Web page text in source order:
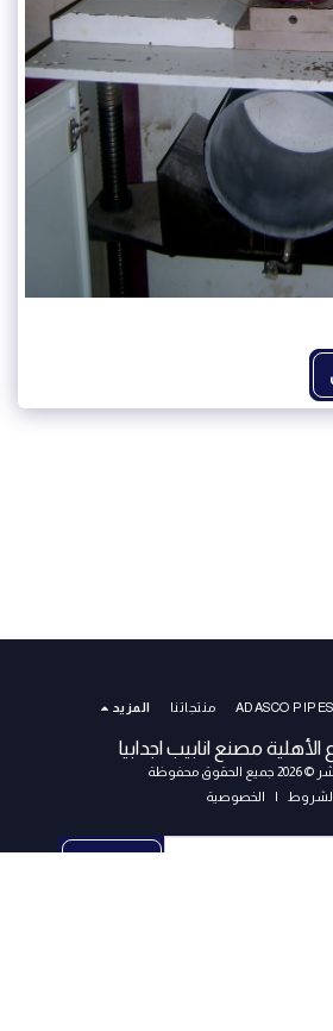
مصنع انابيب اجدابيا
محفوظة
| الخصوصية
منتجاتنا المزيد